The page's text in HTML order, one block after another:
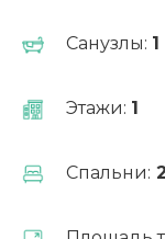
Санузлы: 1
Этажи: 1
Спальни: 2